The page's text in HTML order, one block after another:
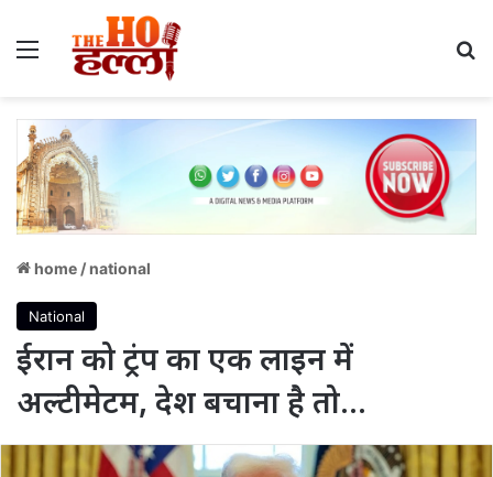
Menu
home /national
National
ईरान को ट्रंप का एक लाइन में
अल्टीमेटम, देश बचाना है तो…